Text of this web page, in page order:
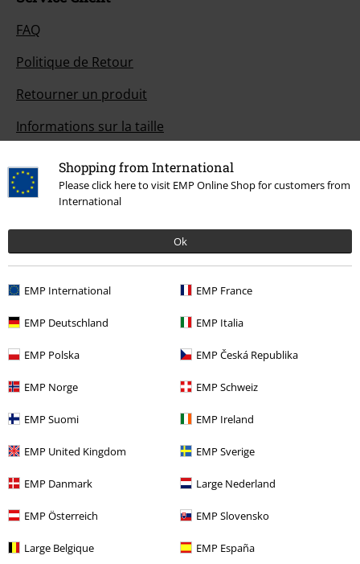
Shopping from International
Please click here to visit EMP Online Shop for customers from
International
Ok
EMP International EMP France
EMP Deutschland EMP Italia
EMP Polska EMP Česká Republika
EMP Norge EMP Schweiz
EMP Suomi EMP Ireland
EMP United Kingdom EMP Sverige
EMP Danmark Large Nederland
EMP Österreich EMP Slovensko
Large Belgique EMP España
FAQ
Politique de Retour
Retourner un produit
Informations sur la taille
Annuler mon Abonnement BSC
Méthodes de paiement
Offre pour toi
Concours
Bons d'achat Large
EMP Backstage Club